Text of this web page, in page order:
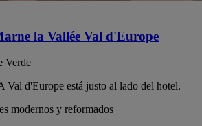
la Vallée Val d'Europe
Verde
Val d'Europe está justo al lado del hotel.
modernos y reformados